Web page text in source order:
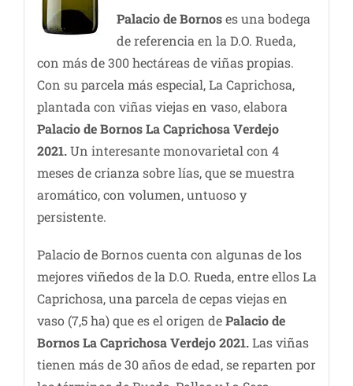
Palacio de Bornoses una bodega
de referencia en la D.O. Rueda,
con más de 300 hectáreas de viñas propias.
Con su parcela más especial, La Caprichosa,
plantada con viñas viejas en vaso, elabora
Palacio de Bornos La Caprichosa Verdejo
2021.Un interesante monovarietal con 4
meses de crianza sobre lías, que se muestra
aromático, con volumen, untuoso y
persistente.
Palacio de Bornos cuenta con algunas de los
mejores viñedos de la D.O. Rueda, entre ellos La
Caprichosa, una parcela de cepas viejas en
vaso (7,5 ha) que es el origen dePalacio de
Bornos La Caprichosa Verdejo 2021.Las viñas
tienen más de 30 años de edad, se reparten por